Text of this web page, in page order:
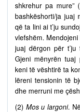
shkrehur pa
bashkëshorti/ja juaj
që ta lini ai t’ju
vlefshëm.
juaj dërgon për
Gjeni mënyrën
keni të vështirë ta
lëreni tensionin të
dhe merruni me
(2) Mos u largoni.